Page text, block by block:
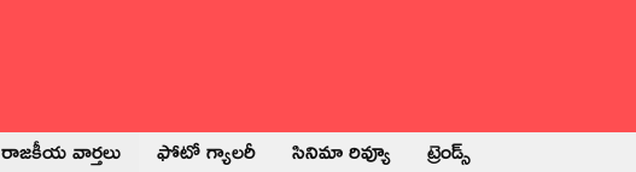
రాజకీయ వార్తలు ఫోటో గ్యాలరీ సినిమా రివ్యూ ట్రెండ్స్